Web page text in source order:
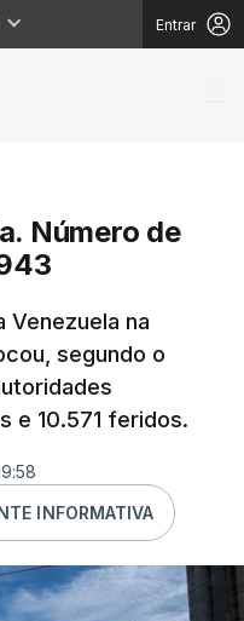
Entrar
Número de
Venezuela na
segundo o
e 10.571 feridos.
INFORMATIVA